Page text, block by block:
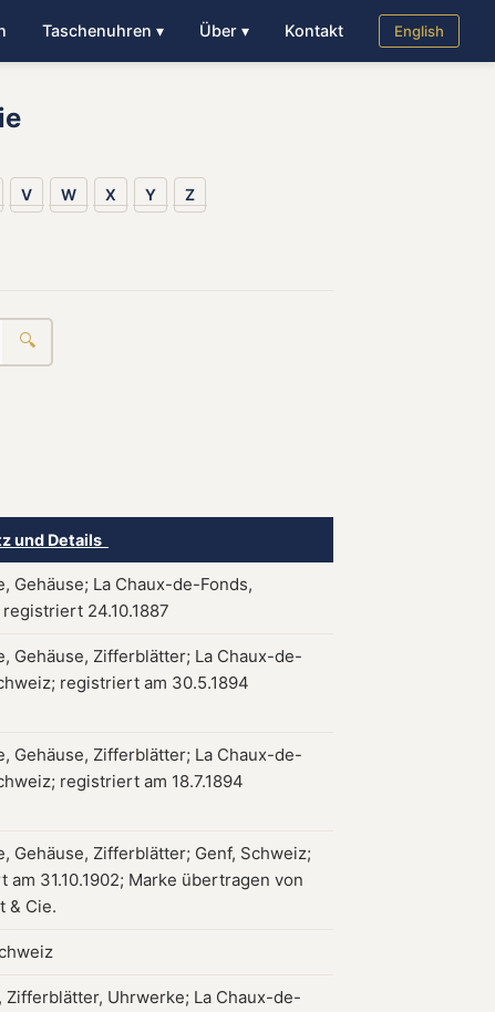
Taschenuhren ▾ Über ▾ Kontakt English
V W X Y Z
🔍
und Details
Gehäuse; La Chaux-de-Fonds,
24.10.1887
Gehäuse, Zifferblätter; La Chaux-de-
registriert am 30.5.1894
Gehäuse, Zifferblätter; La Chaux-de-
registriert am 18.7.1894
Gehäuse, Zifferblätter; Genf, Schweiz;
am 31.10.1902; Marke übertragen von
& Cie.
Zifferblätter, Uhrwerke; La Chaux-de-